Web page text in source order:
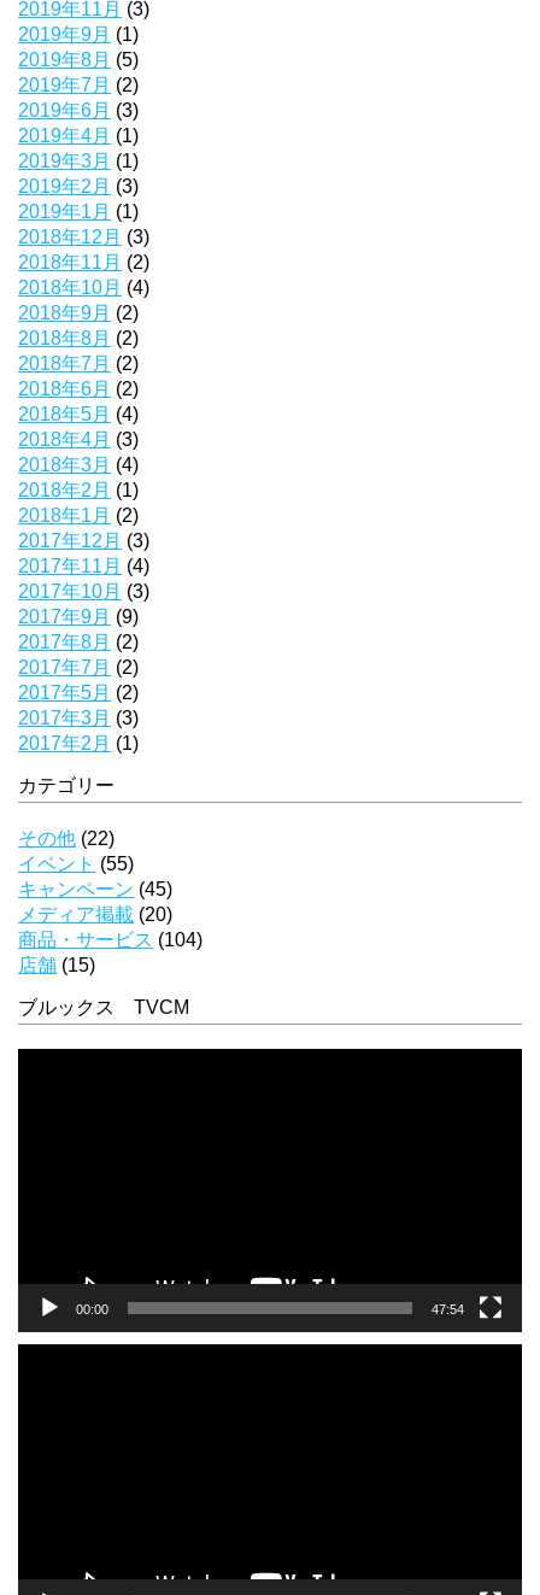
2019年11月 (3)
2019年9月 (1)
2019年8月 (5)
2019年7月 (2)
2019年6月 (3)
2019年4月 (1)
2019年3月 (1)
2019年2月 (3)
2019年1月 (1)
2018年12月 (3)
2018年11月 (2)
2018年10月 (4)
2018年9月 (2)
2018年8月 (2)
2018年7月 (2)
2018年6月 (2)
2018年5月 (4)
2018年4月 (3)
2018年3月 (4)
2018年2月 (1)
2018年1月 (2)
2017年12月 (3)
2017年11月 (4)
2017年10月 (3)
2017年9月 (9)
2017年8月 (2)
2017年7月 (2)
2017年5月 (2)
2017年3月 (3)
2017年2月 (1)
カテゴリー
その他 (22)
イベント (55)
キャンペーン (45)
メディア掲載 (20)
商品・サービス (104)
店舗 (15)
ブルックス TVCM
00:00 47:54